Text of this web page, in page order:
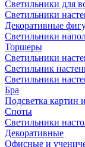
Светильники для
Светильники
Декоративные
Светильники
Торшеры
Светильники
Светильник
Светильники
Бра
Подсветка картин
Споты
Светильники
Декоративные
Офисные и